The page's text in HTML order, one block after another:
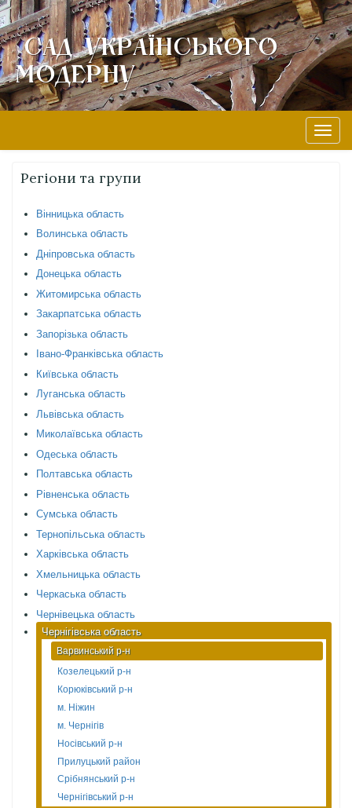
Сад Українського
Модерну
Skip
to
Toggle
Регіони та групи
Вінницька область
Волинська область
Дніпровська область
Донецька область
Житомирська область
Закарпатська область
Запорізька область
Івано-Франківська область
Київська область
Луганська область
Львівська область
Миколаївська область
Одеська область
Полтавська область
Рівненська область
Сумська область
Тернопільська область
Харківська область
Хмельницька область
Черкаська область
Чернівецька область
Чернігівська область
Варвинський р-н
Козелецький р-н
Корюківський р-н
м. Ніжин
м. Чернігів
Носівський р-н
Прилуцький район
Срібнянський р-н
Чернігівський р-н